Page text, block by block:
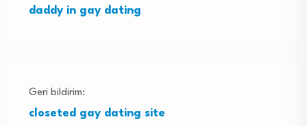
daddy in gay dating
Geri bildirim:
closeted gay dating site